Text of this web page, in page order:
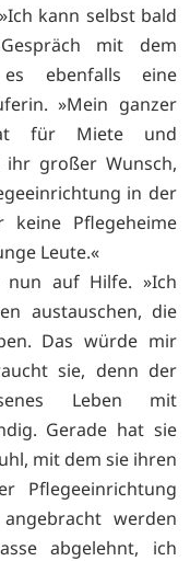
kann selbst bald
mit dem
es ebenfalls eine
»Mein ganzer
für Miete und
ihr großer Wunsch,
in der
keine Pflegeheime
Leute.«
nun auf Hilfe. »Ich
austauschen, die
Das würde mir
sie, denn der
Leben mit
Gerade hat sie
mit dem sie ihren
Pflegeeinrichtung
werden
abgelehnt, ich